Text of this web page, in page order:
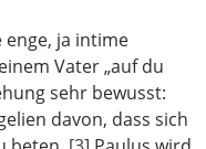
enge, ja intime
Vater „auf du
sehr bewusst:
davon, dass sich